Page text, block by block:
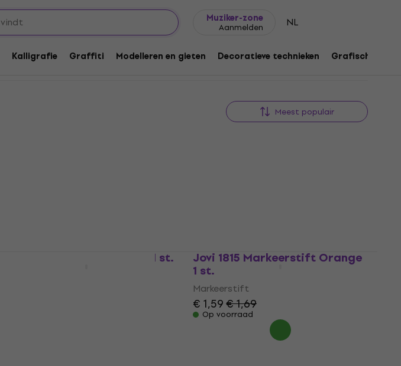
Muziker-zone
Aanmelden NL
Kalligrafie Graffiti Modelleren en gieten Decoratieve technieken Grafische
Meest populair
Jovi 1816 Markeerstift Pink 1 st. Jovi 1815 Markeerstift Orange
1 st.
Markeerstift
€ 1,59€ 1,69
Op voorraad